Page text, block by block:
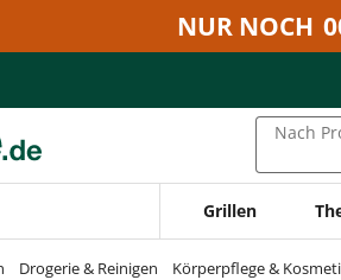
NUR NOCH
Nach
Grillen
Drogerie & Reinigen Körperpflege &